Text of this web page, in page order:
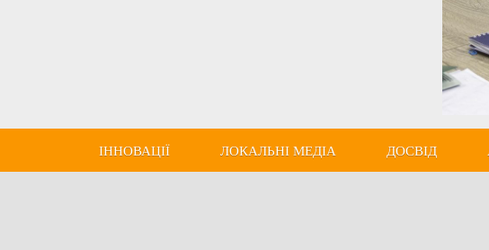
ІННОВАЦІЇ ЛОКАЛЬНІ МЕДІА ДОСВІД